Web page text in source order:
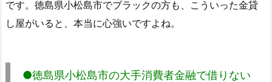
です。徳島県小松島市でブラックの方も、こういった金貸
し屋がいると、本当に心強いですよね。
●徳島県小松島市の大手消費者金融で借りない